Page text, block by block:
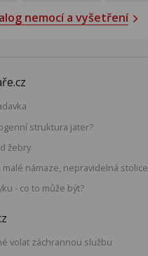
nemocí a vyšetření
struktura jater?
žebry
malé námaze, nepravidelná stolice
- co to může být?
volat záchrannou službu